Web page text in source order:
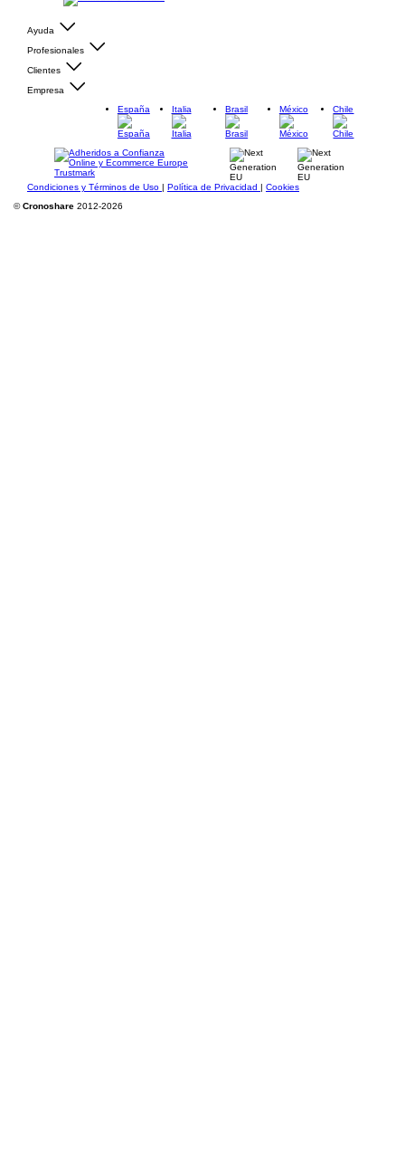
Ayuda
Profesionales
Clientes
Empresa
España
Italia Brasil México Chile
Condiciones y Términos de Uso | Política de Privacidad | Cookies
©Cronoshare 2012-2026